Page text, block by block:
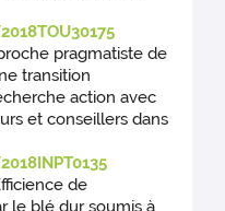
pragmatiste de
transition
action avec
et conseillers dans
de
le blé dur soumis à